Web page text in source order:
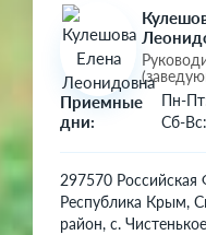
Приемные
дни:
Пн-
Сб-
297570 Российская
Республика Крым,
район, с.